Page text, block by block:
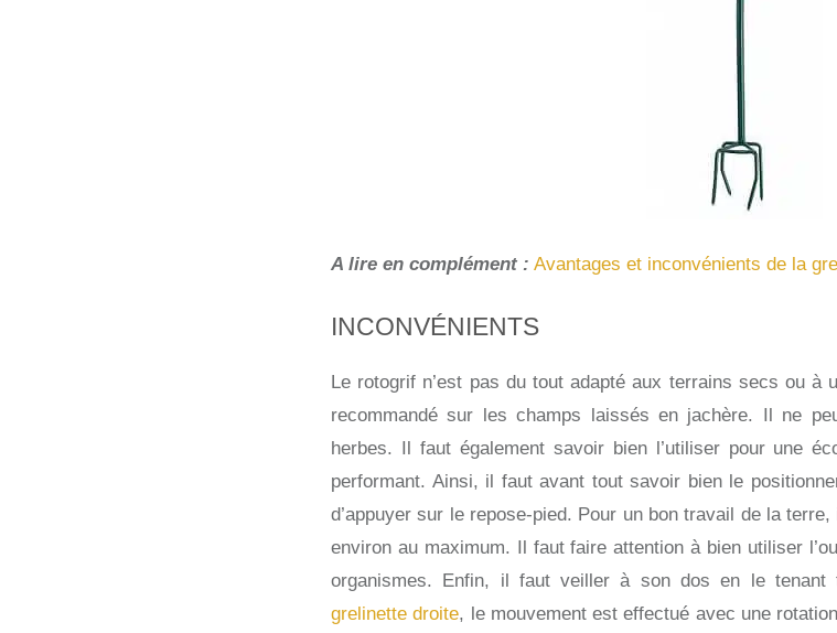
A lire en complément : Avantages et inconvénients de la
INCONVÉNIENTS
Le rotogrif n’est pas du tout adapté aux terrains secs ou
recommandé sur les champs laissés en jachère. Il ne
herbes. Il faut également savoir bien l’utiliser pour une
performant. Ainsi, il faut avant tout savoir bien le
d’appuyer sur le repose-pied. Pour un bon travail de la
environ au maximum. Il faut faire attention à bien utiliser
organismes. Enfin, il faut veiller à son dos en le tenant
grelinette droite, le mouvement est effectué avec une